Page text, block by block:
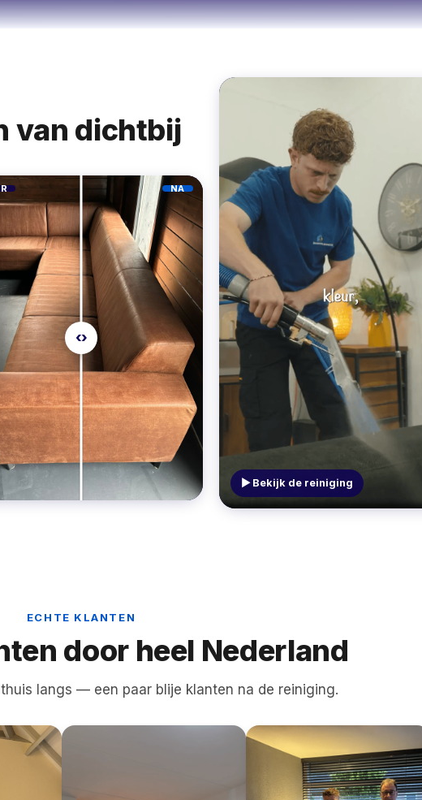
van dichtbij
NA
‹›
▶ Bekijk de reiniging
ECHTE KLANTEN
door heel Nederland
langs — een paar blije klanten na de reiniging.